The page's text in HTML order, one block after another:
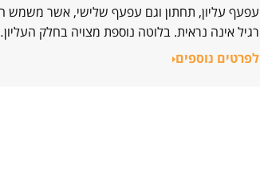
עפעף עליון, תחתון וגם עפעף שלישי, אשר
רגיל אינה נראית. בלוטה נוספת מצויה בחלק
לפרטים נוספים